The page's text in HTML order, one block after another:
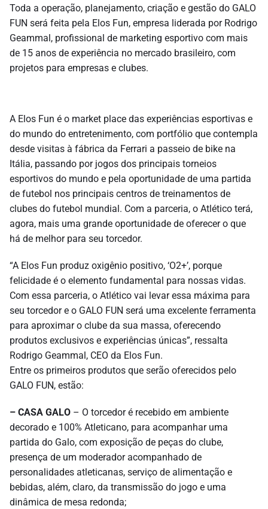
Toda a operação, planejamento, criação e gestão do GALO
FUN será feita pela Elos Fun, empresa liderada por Rodrigo
Geammal, profissional de marketing esportivo com mais
de 15 anos de experiência no mercado brasileiro, com
projetos para empresas e clubes.
A Elos Fun é o market place das experiências esportivas e
do mundo do entretenimento, com portfólio que contempla
desde visitas à fábrica da Ferrari a passeio de bike na
Itália, passando por jogos dos principais torneios
esportivos do mundo e pela oportunidade de uma partida
de futebol nos principais centros de treinamentos de
clubes do futebol mundial. Com a parceria, o Atlético terá,
agora, mais uma grande oportunidade de oferecer o que
há de melhor para seu torcedor.
“A Elos Fun produz oxigênio positivo, ‘O2+’, porque
felicidade é o elemento fundamental para nossas vidas.
Com essa parceria, o Atlético vai levar essa máxima para
seu torcedor e o GALO FUN será uma excelente ferramenta
para aproximar o clube da sua massa, oferecendo
produtos exclusivos e experiências únicas”, ressalta
Rodrigo Geammal, CEO da Elos Fun.
Entre os primeiros produtos que serão oferecidos pelo
GALO FUN, estão:
– CASA GALO – O torcedor é recebido em ambiente
decorado e 100% Atleticano, para acompanhar uma
partida do Galo, com exposição de peças do clube,
presença de um moderador acompanhado de
personalidades atleticanas, serviço de alimentação e
bebidas, além, claro, da transmissão do jogo e uma
dinâmica de mesa redonda;